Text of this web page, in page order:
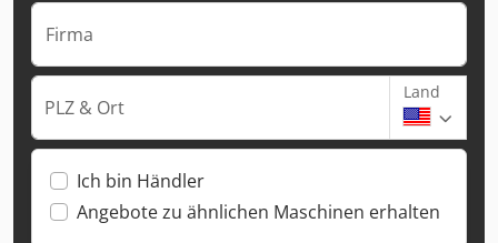
Firma
PLZ & Ort
Land
Ich bin Händler
Angebote zu ähnlichen Maschinen erhalten